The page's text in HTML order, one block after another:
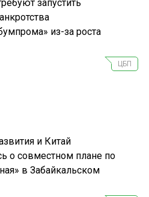
запустить
из-за роста
ЦБП
и Китай
о совместном плане по
в Забайкальском